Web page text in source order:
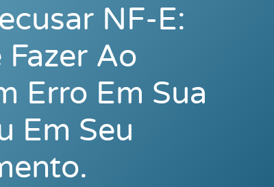
NF-E:
Ao
Erro Em Sua
Em Seu